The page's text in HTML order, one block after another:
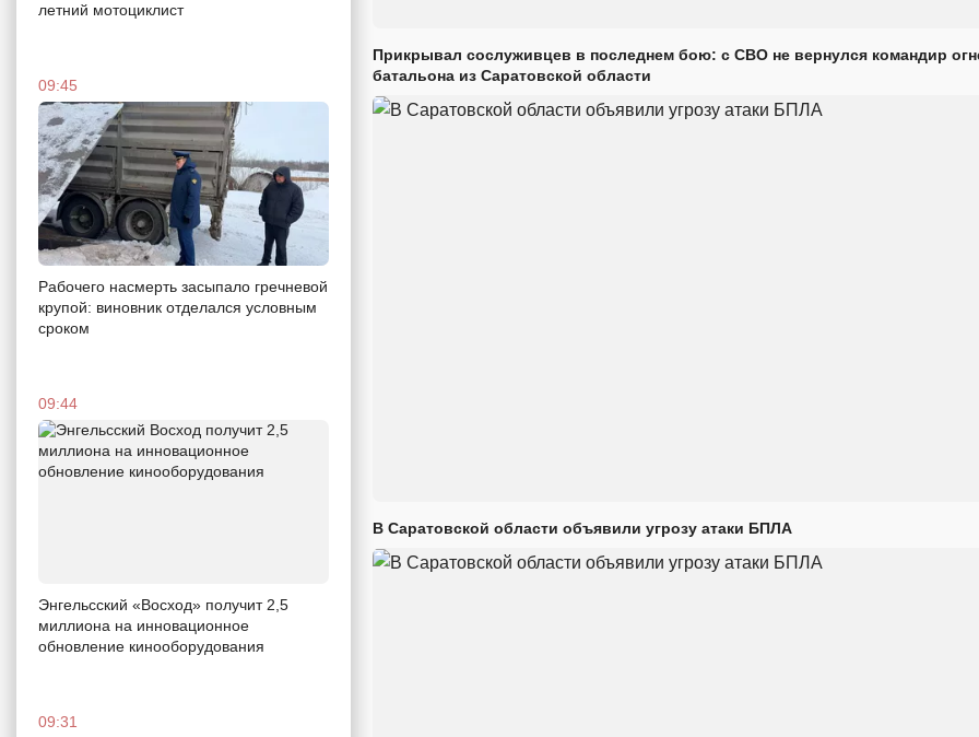
летний мотоциклист
09:45
Рабочего насмерть засыпало гречневой
крупой: виновник отделался условным
сроком
09:44
Энгельсский «Восход» получит 2,5
миллиона на инновационное
обновление кинооборудования
09:31
Прикрывал сослуживцев в последнем бою: с СВО не вернулся командир
батальона из Саратовской области
В Саратовской области объявили угрозу атаки БПЛА